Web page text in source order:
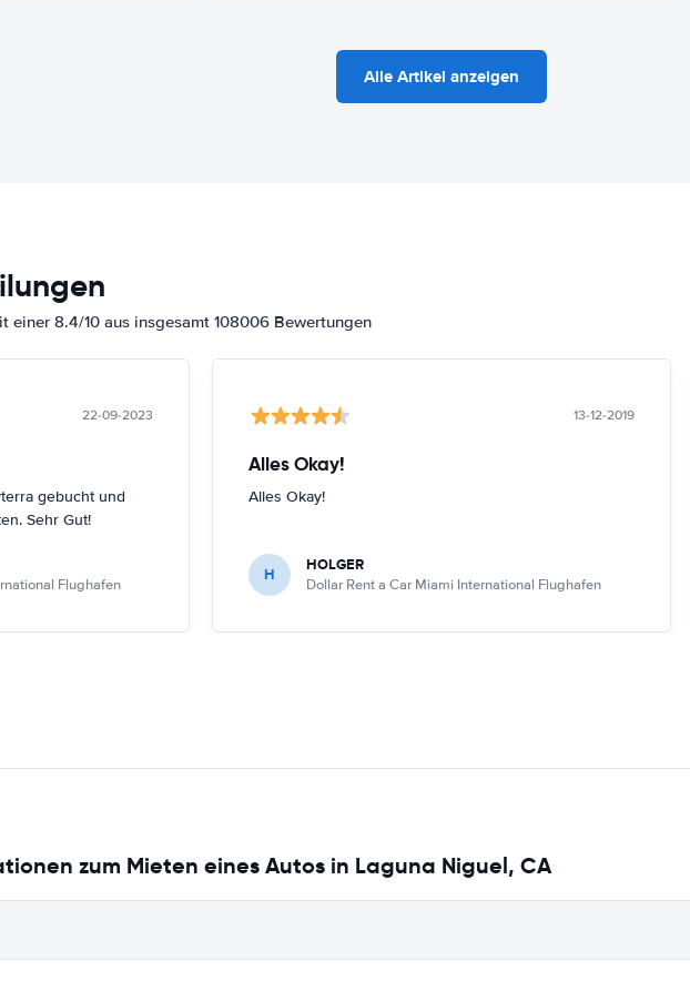
Alle Artikel anzeigen
einer 8.4/10 aus insgesamt 108006 Bewertungen
22-09-2023
gebucht und
Sehr Gut!
Flughafen
13-12-2019
Alles Okay!
Alles Okay!
H HOLGER
Dollar Rent a Car Miami International Flughafen
zum Mieten eines Autos in Laguna Niguel, CA